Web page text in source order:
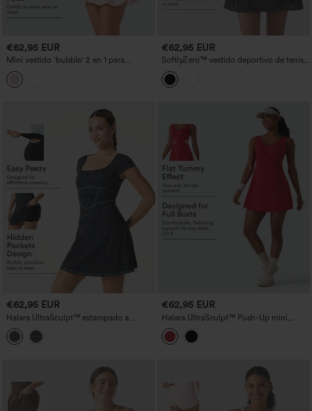
€62,95 EUR
Mini vestido 'bubble' 2 en 1 para
baile/actividad con escote cuadrado, sin
mangas, sujetador integrado y bolsillos
— Edición Easy Peezy
€62,95 EUR
SoftlyZero™ vestido deportivo de tenis,
ligero y aireado, con espalda cruzada,
encaje en contraste, sujetador
integrado, tacto fresco y bolsillos —
€62,95 EUR
Halara UltraSculpt™ estampado a
cuadros, corsé con escote cuadrado,
vestido mini casual 2 en 1 con sujetador
integrado y bolsillos — facilísimo.
€62,95 EUR
Halara UltraSculpt™ Push-Up mini
vestido deportivo de tenis 2 en 1 para
copas D–F con bolsillos — Edición Easy
Peezy